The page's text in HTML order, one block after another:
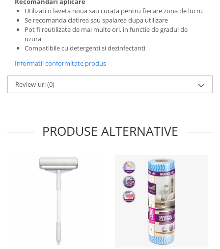
Utilizati o laveta noua sau curata pentru fiecare zona de lucru
Se recomanda clatirea sau spalarea dupa utilizare
Pot fi reutilizate de mai multe ori, in functie de gradul de
uzura
Compatibile cu detergenti si dezinfectanti
Informatii conformitate produs
Review-uri(0)
PRODUSE ALTERNATIVE